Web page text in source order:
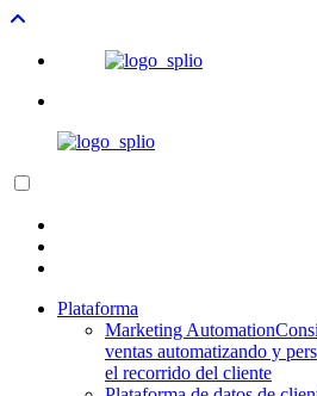
Plataforma
Marketing Automation
ventas automatizando y
el recorrido del cliente